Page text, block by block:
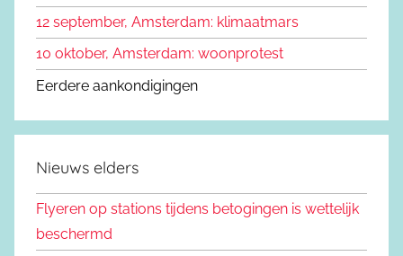
12 september, Amsterdam: klimaatmars
10 oktober, Amsterdam: woonprotest
Eerdere aankondigingen
Nieuws elders
Flyeren op stations tijdens betogingen is wettelijk
beschermd